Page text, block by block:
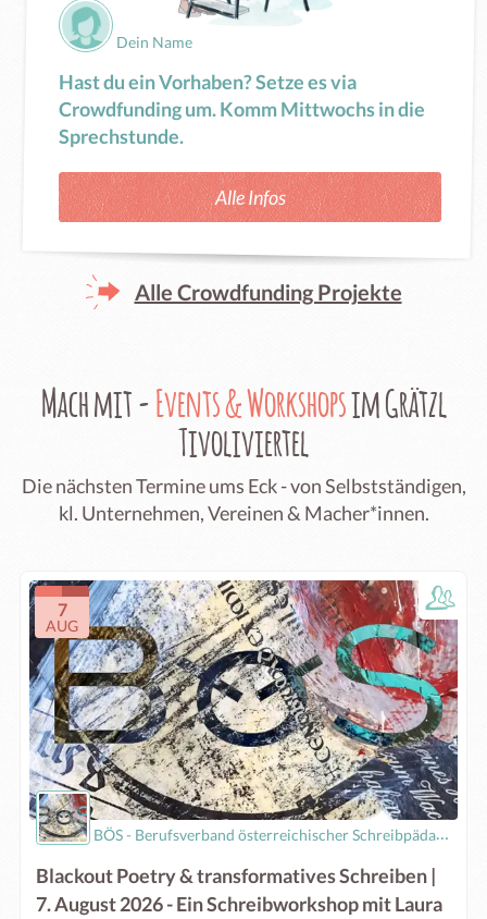
Dein Name
Hast du ein Vorhaben? Setze es via
Crowdfunding um. Komm Mittwochs in die
Sprechstunde.
Alle Infos
Alle Crowdfunding Projekte
Mach mit -Events & Workshopsim Grätzl
Tivoliviertel
Die nächsten Termine ums Eck - von Selbstständigen,
kl. Unternehmen, Vereinen & Macher*innen.
7
AUG
BÖS - Berufsverband österreichischer Schreibpädagog:innen
Blackout Poetry & transformatives Schreiben |
7. August 2026 - Ein Schreibworkshop mit Laura